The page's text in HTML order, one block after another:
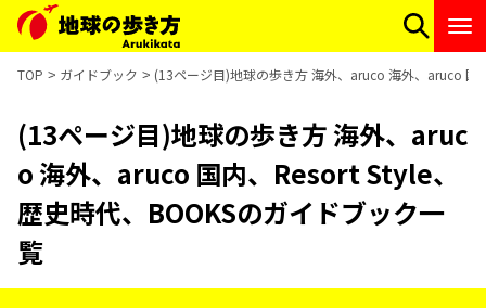
TOP ガイドブック (13ページ目)地球の歩き方 海外、aruco 海外、aruco 国
(13ページ目)地球の歩き方 海外、aruc
o 海外、aruco 国内、Resort Style、
歴史時代、BOOKSのガイドブック一
覧